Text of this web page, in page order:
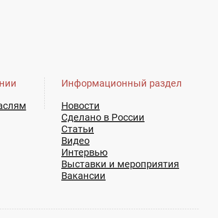
Информационный раздел
Новости
Сделано в России
Статьи
Видео
Интервью
Выставки и мероприятия
Вакансии